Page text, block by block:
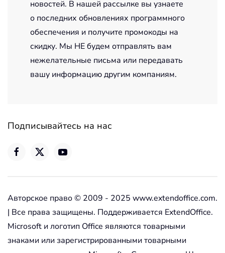
новостей. В нашей рассылке вы узнаете
о последних обновлениях программного
обеспечения и получите промокоды на
скидку. Мы НЕ будем отправлять вам
нежелательные письма или передавать
вашу информацию другим компаниям.
Подписывайтесь на нас
Авторское право © 2009 - 2025 www.extendoffice.com.
| Все права защищены. Поддерживается ExtendOffice.
Microsoft и логотип Office являются товарными
знаками или зарегистрированными товарными